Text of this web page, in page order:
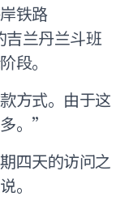
铁路
吉兰丹兰斗班
段。
方式。由于这
。”
四天的访问之
。